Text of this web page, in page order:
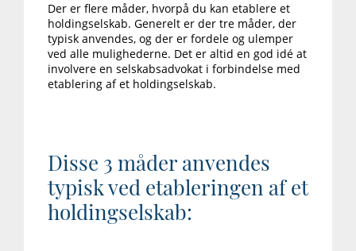
Der er flere måder, hvorpå du kan etablere et
holdingselskab. Generelt er der tre måder, der
typisk anvendes, og der er fordele og ulemper
ved alle mulighederne. Det er altid en god idé at
involvere en selskabsadvokat i forbindelse med
etablering af et holdingselskab.
Disse 3 måder anvendes
typisk ved etableringen af et
holdingselskab: